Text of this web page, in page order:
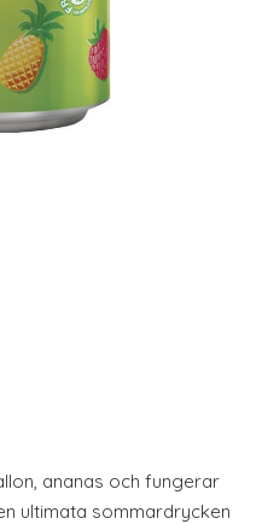
ananas och fungerar
ultimata sommardrycken